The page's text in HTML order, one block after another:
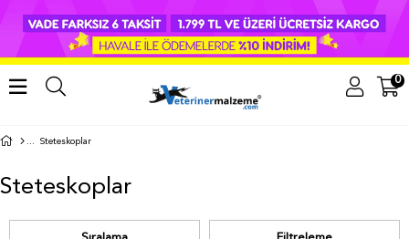
0
Steteskoplar
Steteskoplar